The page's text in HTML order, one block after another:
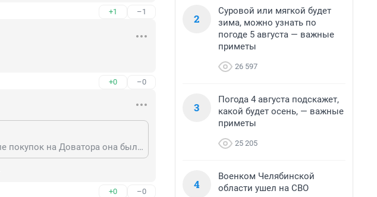
+1 –1
+0 –0
Ну на технику вы зря так, вчера с женой шли после покупок на Доватора она была и не хило единиц так 7 ездило, на Курчатова были тоже. Просто снег падает быстрее чем его успевают убирать, ну и плюс - неадекватные люди на дорогах. Вчера на той же Доватора, один мажор на желтом приниженном автомобиле а-ля Диабло или что-то в этом духе, дрифтовал прям на дороге в свое удовольствие. И ему было откровенно плевать на то что он задом на встречку въезжал. Так что не погода виновата, а водители. И я конечно злой, завистливый и нехороший, но откуда у 24-летнего щенка деньги на Лансер?
+0 –0
2
Суровой или мягкой будет
зима, можно узнать по
погоде 5 августа — важные
приметы
26 597
3
Погода 4 августа подскажет,
какой будет осень, — важные
приметы
25 205
4
Военком Челябинской
области ушел на СВО